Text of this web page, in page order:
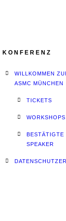
KONFERENZ
WILLKOMMEN
ASMC MÜNCHEN
TICKETS
WORKSHOPS
BESTÄTIGTE
SPEAKER